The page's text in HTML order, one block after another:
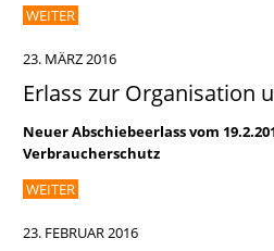
WEITER
23. MÄRZ 2016
Erlass zur Organisation
Neuer Abschiebeerlass vom
Verbraucherschutz
WEITER
23. FEBRUAR 2016